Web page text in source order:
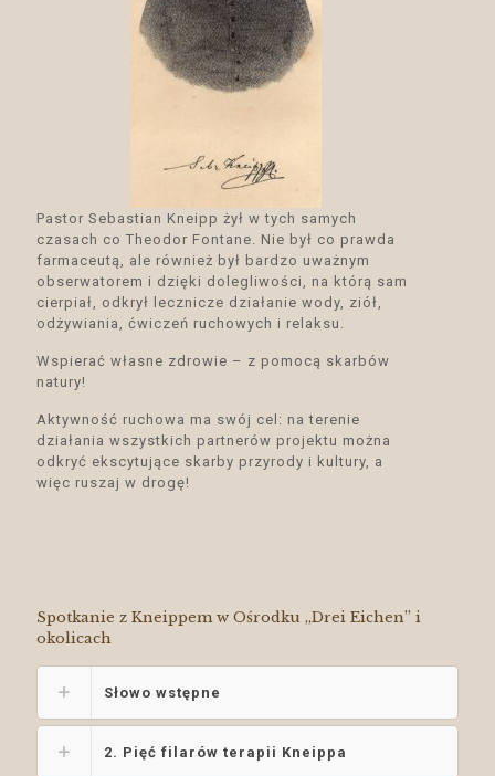
Pastor Sebastian Kneipp żył w tych samych
czasach co Theodor Fontane. Nie był co prawda
farmaceutą, ale również był bardzo uważnym
obserwatorem i dzięki dolegliwości, na którą sam
cierpiał, odkrył lecznicze działanie wody, ziół,
odżywiania, ćwiczeń ruchowych i relaksu.
Wspierać własne zdrowie – z pomocą skarbów
natury!
Aktywność ruchowa ma swój cel: na terenie
działania wszystkich partnerów projektu można
odkryć ekscytujące skarby przyrody i kultury, a
więc ruszaj w drogę!
Spotkanie z Kneippem w Ośrodku „Drei Eichen” i
okolicach
Słowo wstępne
2. Pięć filarów terapii Kneippa